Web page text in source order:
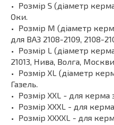
Розмір S (діаметр
Оки.
Розмір М (діаметр
для ВАЗ 2108-2109, 2108-
Розмір L (діаметр
21013, Нива, Волга,
Розмір XL (діаметр
Газель.
Розмір XXL - для керма
Розмір XXXL - для
Розмір XXXXL - для